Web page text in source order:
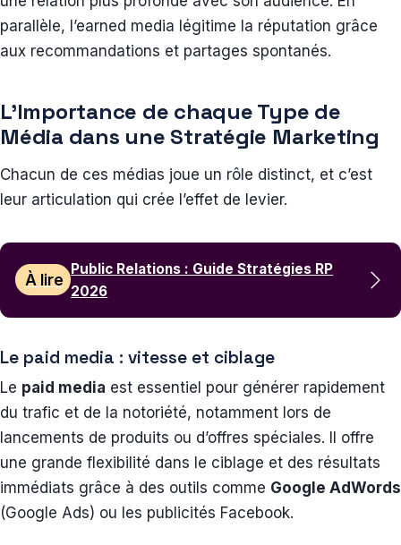
parallèle, l’earned media légitime la réputation grâce
aux recommandations et partages spontanés.
L’Importance de chaque Type de
Média dans une Stratégie Marketing
Chacun de ces médias joue un rôle distinct, et c’est
leur articulation qui crée l’effet de levier.
À lire
Public Relations : Guide Stratégies RP
2026
Le paid media : vitesse et ciblage
Le paid media est essentiel pour générer rapidement
du trafic et de la notoriété, notamment lors de
lancements de produits ou d’offres spéciales. Il offre
une grande flexibilité dans le ciblage et des résultats
immédiats grâce à des outils comme Google AdWords
(Google Ads) ou les publicités Facebook.